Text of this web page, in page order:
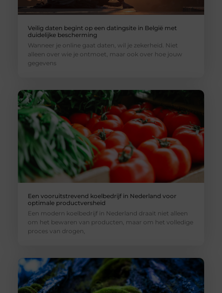
Veilig daten begint op een datingsite in België met
duidelijke bescherming
Wanneer je online gaat daten, wil je zekerheid. Niet
alleen over wie je ontmoet, maar ook over hoe jouw
gegevens
Een vooruitstrevend koelbedrijf in Nederland voor
optimale productversheid
Een modern koelbedrijf in Nederland draait niet alleen
om het bewaren van producten, maar om het volledige
proces van drogen,